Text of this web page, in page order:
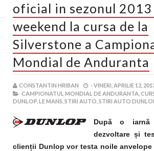
oficial in sezonul
weekend la cursa de la
Silverstone a
Mondial de Anduranta
CONSTANTIN HRIBAN -VINERI, APRILIE 12,
CAMPIONATUL MONDIAL DE ANDURANTA,
DUNLOP, LE MANS, STIRI AUTO, STIRI AUTO
După o iarnă
dezvoltare și
clienții Dunlop vor testa noile anvelope